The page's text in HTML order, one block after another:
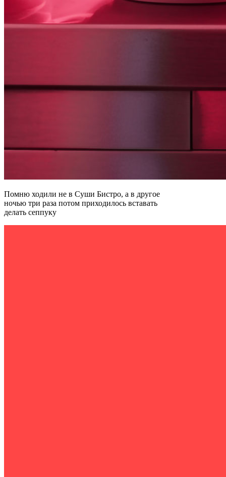
Помню ходили не в Суши Бистро, а в другое
ночью три раза потом приходилось вставать
делать сеппуку